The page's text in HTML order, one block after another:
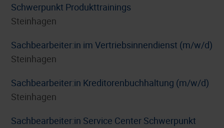
Schwerpunkt Produkttrainings
Steinhagen
Sachbearbeiter:in im Vertriebsinnendienst (m/w/d)
Steinhagen
Sachbearbeiter:in Kreditorenbuchhaltung (m/w/d)
Steinhagen
Sachbearbeiter:in Service Center Schwerpunkt